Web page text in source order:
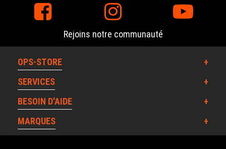
Rejoins notre communauté
OPS-STORE
SERVICES
BESOIN D'AIDE
MARQUES